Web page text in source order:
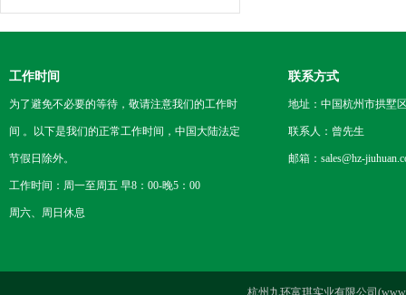
工作时间
为了避免不必要的等待，敬请注意我们的工作时
间 。以下是我们的正常工作时间，中国大陆法定
节假日除外。
工作时间：周一至周五 早8：00-晚5：00
周六、周日休息
联系方式
地址：中国杭州市拱墅
联系人：曾先生
邮箱：sales@hz-
杭州九环富琪实业有限公司